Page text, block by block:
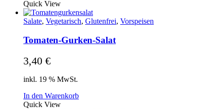
Quick View
Salate, Vegetarisch, Glutenfrei, Vorspeisen
Tomaten-Gurken-Salat
3,40 €
inkl. 19 % MwSt.
In den Warenkorb
Quick View